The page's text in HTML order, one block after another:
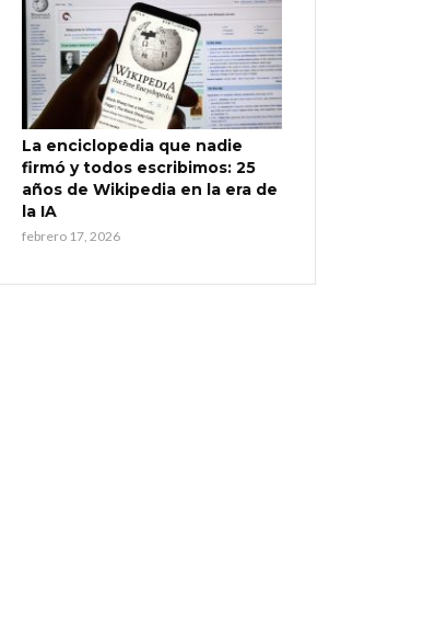
La enciclopedia que nadie
firmó y todos escribimos: 25
años de Wikipedia en la era de
la IA
febrero 17, 2026